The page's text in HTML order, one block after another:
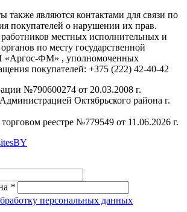
также являются контактами для связи по
покупателей о нарушении их прав.
местных исполнительных и
по месту государственной
«Аргос-ФМ» , уполномоченных
покупателей: +375 (222) 42-40-42
№790600274 от 20.03.2008 г.
Октябрьского района г.
реестре №779549 от 11.06.2026 г.
*
персональных данных